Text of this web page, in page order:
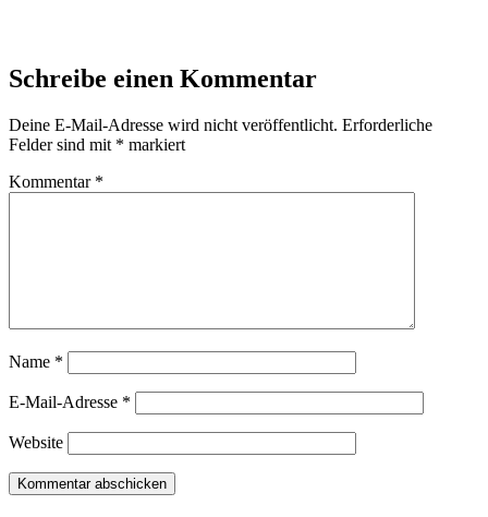
Schreibe einen Kommentar
Deine E-Mail-Adresse wird nicht veröffentlicht. Erforderliche
Felder sind mit * markiert
Kommentar *
Name *
E-Mail-Adresse *
Website